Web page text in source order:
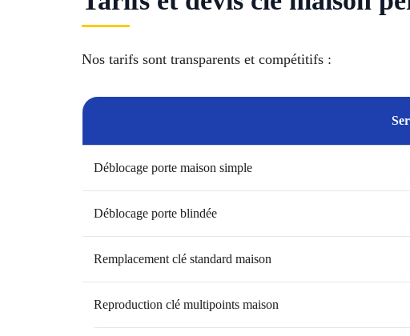
Nos tarifs sont transparents et compétitifs :
Déblocage porte maison simple
Déblocage porte blindée
Remplacement clé standard maison
Reproduction clé multipoints maison